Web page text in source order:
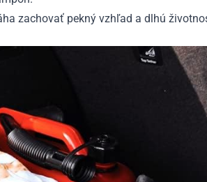
zachovať pekný vzhľad a dlhú